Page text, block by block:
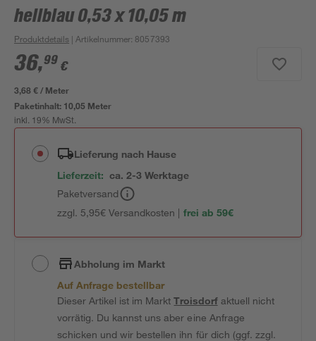
hellblau 0,53 x 10,05 m
Produktdetails | Artikelnummer: 8057393
36,99 €
3,68 € / Meter
Paketinhalt: 10,05 Meter
inkl. 19% MwSt.
Lieferung nach Hause
Lieferzeit: ca. 2-3 Werktage
Paketversand
zzgl. 5,95€ Versandkosten | frei ab 59€
Abholung im Markt
Auf Anfrage bestellbar
Dieser Artikel ist im MarktTroisdorfaktuell nicht
vorrätig. Du kannst uns aber eine Anfrage
schicken und wir bestellen ihn für dich (ggf. zzgl.